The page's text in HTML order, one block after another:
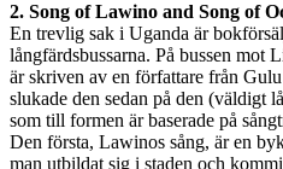
2. Song of Lawino and Song of
En trevlig sak i Uganda är
långfärdsbussarna. På bussen mot
är skriven av en författare från
slukade den sedan på den (väldigt
som till formen är baserade på
Den första, Lawinos sång, är en
man utbildat sig i staden och